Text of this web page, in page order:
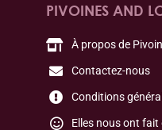
PIVOINES AND
À propos de
Contactez-nous
Conditions
Elles nous ont